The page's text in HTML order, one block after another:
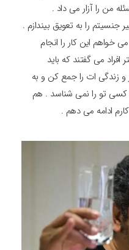
من را آزار می داد .
شد 20 سال تغییر جنسیتم را به تعویق بیندازم .
که می خواهم این کار را انجام
می گفتند که باید
و زندگی ات را جمع کن و به
تو را نمی شناسد . هم
ادامه می دهم .